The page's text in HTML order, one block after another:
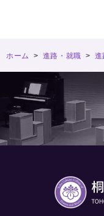
ホーム > 進路・就職 > 進